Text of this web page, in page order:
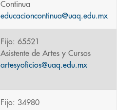
Continua
educacioncontinua@uaq.edu.mx
Fijo: 65521
Asistente de Artes y Cursos
artesyoficios@uaq.edu.mx
Fijo: 34980